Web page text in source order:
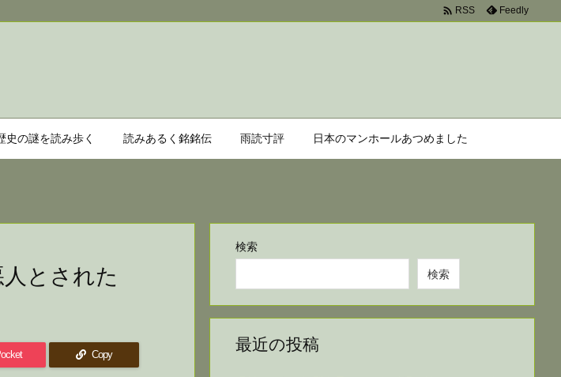
史の謎を読み歩く 読みあるく銘銘伝 雨読寸評 日本のマンホールあつめました
 RSS Feedly
とされた
Copy
検索
検索
最近の投稿